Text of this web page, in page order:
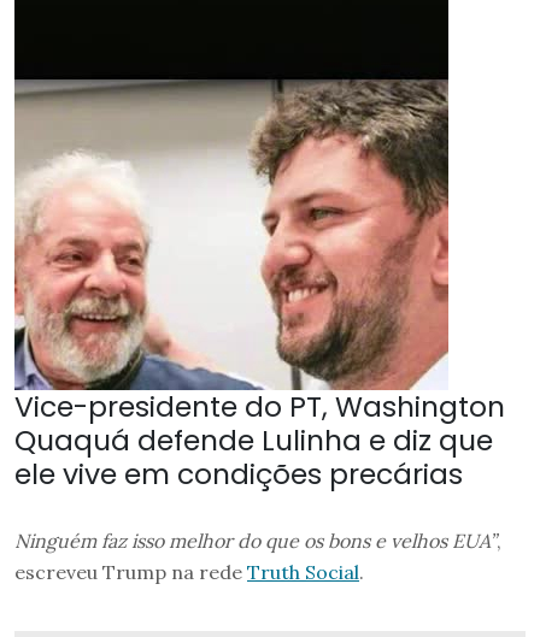
Vice-presidente do PT, Washington
Quaquá defende Lulinha e diz que
ele vive em condições precárias
Ninguém faz isso melhor do que os bons e velhos EUA”,
escreveu Trump na rede Truth Social.